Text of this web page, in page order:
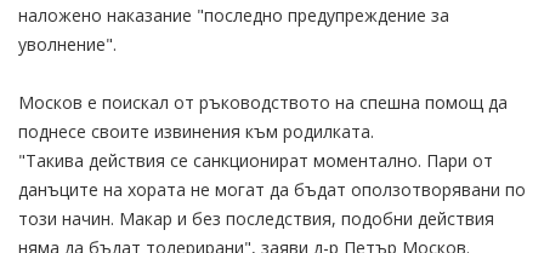
наложено наказание "последно предупреждение за
уволнение".
Москов е поискал от ръководството на спешна помощ да
поднесе своите извинения към родилката.
"Такива действия се санкционират моментално. Пари от
данъците на хората не могат да бъдат оползотворявани по
този начин. Макар и без последствия, подобни действия
няма да бъдат толерирани", заяви д-р Петър Москов.